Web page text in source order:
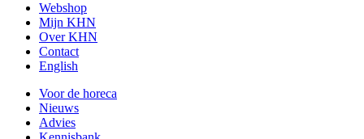
Webshop
Mijn KHN
Over KHN
Contact
English
Voor de horeca
Nieuws
Advies